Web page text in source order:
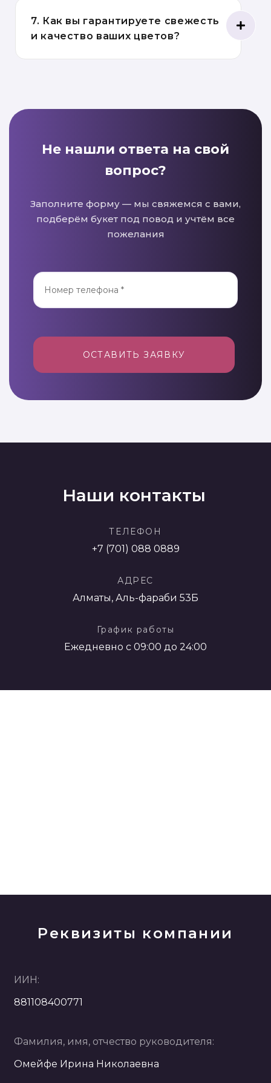
7. Как вы гарантируете свежесть
и качество ваших цветов?
Не нашли ответа на свой
вопрос?
Заполните форму — мы свяжемся с вами,
подберём букет под повод и учтём все
пожелания
ОСТАВИТЬ ЗАЯВКУ
Наши контакты
ТЕЛЕФОН
+7 (701) 088 0889
АДРЕС
Алматы, Аль-фараби 53Б
График работы
Ежедневно с 09:00 до 24:00
Реквизиты компании
ИИН:
881108400771
Фамилия, имя, отчество руководителя:
Омейфе Ирина Николаевна